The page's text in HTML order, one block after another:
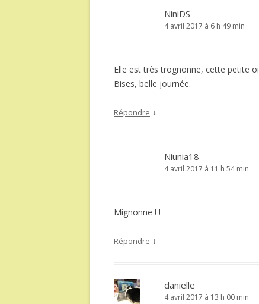
NiniDS
4 avril 2017 à 6 h 49 min
Elle est très trognonne, cette petite
Bises, belle journée.
Répondre ↓
Niunia18
4 avril 2017 à 11 h 54 min
Mignonne ! !
Répondre ↓
danielle
4 avril 2017 à 13 h 00 min